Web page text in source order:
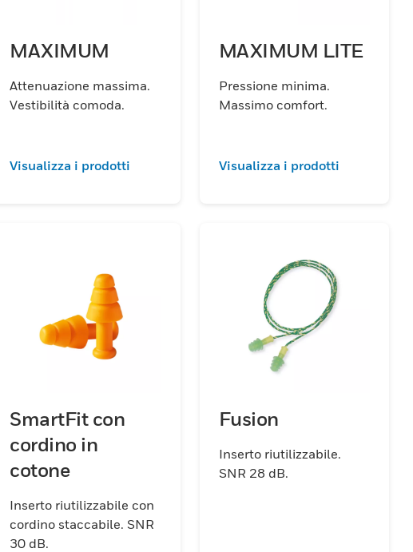
MAXIMUM
Attenuazione massima.
Vestibilità comoda.
Visualizza i prodotti
MAXIMUM LITE
Pressione minima.
Massimo comfort.
Visualizza i prodotti
SmartFit con
cordino in
cotone
Inserto riutilizzabile con
cordino staccabile. SNR
30 dB.
Fusion
Inserto riutilizzabile.
SNR 28 dB.